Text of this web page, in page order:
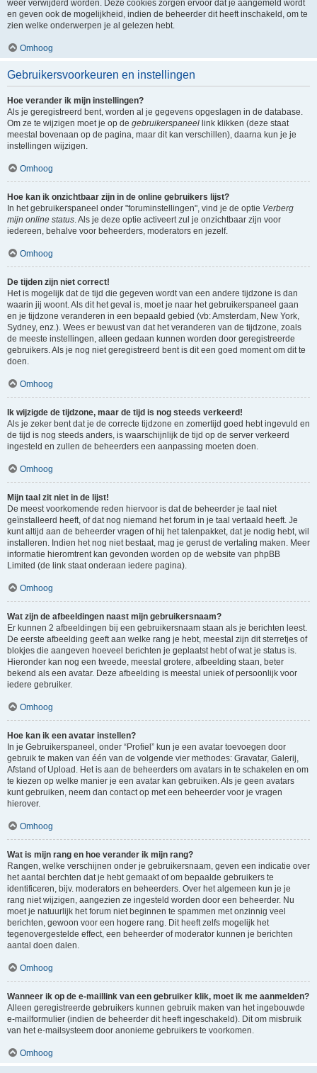
weer verwijderd worden. Deze cookies zorgen ervoor dat je aangemeld wordt
en geven ook de mogelijkheid, indien de beheerder dit heeft inschakeld, om te
zien welke onderwerpen je al gelezen hebt.
Omhoog
Gebruikersvoorkeuren en instellingen
Hoe verander ik mijn instellingen?
Als je geregistreerd bent, worden al je gegevens opgeslagen in de database.
Om ze te wijzigen moet je op de gebruikerspaneel link klikken (deze staat
meestal bovenaan op de pagina, maar dit kan verschillen), daarna kun je je
instellingen wijzigen.
Omhoog
Hoe kan ik onzichtbaar zijn in de online gebruikers lijst?
In het gebruikerspaneel onder "foruminstellingen", vind je de optie Verberg
mijn online status. Als je deze optie activeert zul je onzichtbaar zijn voor
iedereen, behalve voor beheerders, moderators en jezelf.
Omhoog
De tijden zijn niet correct!
Het is mogelijk dat de tijd die gegeven wordt van een andere tijdzone is dan
waarin jij woont. Als dit het geval is, moet je naar het gebruikerspaneel gaan
en je tijdzone veranderen in een bepaald gebied (vb: Amsterdam, New York,
Sydney, enz.). Wees er bewust van dat het veranderen van de tijdzone, zoals
de meeste instellingen, alleen gedaan kunnen worden door geregistreerde
gebruikers. Als je nog niet geregistreerd bent is dit een goed moment om dit te
doen.
Omhoog
Ik wijzigde de tijdzone, maar de tijd is nog steeds verkeerd!
Als je zeker bent dat je de correcte tijdzone en zomertijd goed hebt ingevuld en
de tijd is nog steeds anders, is waarschijnlijk de tijd op de server verkeerd
ingesteld en zullen de beheerders een aanpassing moeten doen.
Omhoog
Mijn taal zit niet in de lijst!
De meest voorkomende reden hiervoor is dat de beheerder je taal niet
geïnstalleerd heeft, of dat nog niemand het forum in je taal vertaald heeft. Je
kunt altijd aan de beheerder vragen of hij het talenpakket, dat je nodig hebt, wil
installeren. Indien het nog niet bestaat, mag je gerust de vertaling maken. Meer
informatie hieromtrent kan gevonden worden op de website van phpBB
Limited (de link staat onderaan iedere pagina).
Omhoog
Wat zijn de afbeeldingen naast mijn gebruikersnaam?
Er kunnen 2 afbeeldingen bij een gebruikersnaam staan als je berichten leest.
De eerste afbeelding geeft aan welke rang je hebt, meestal zijn dit sterretjes of
blokjes die aangeven hoeveel berichten je geplaatst hebt of wat je status is.
Hieronder kan nog een tweede, meestal grotere, afbeelding staan, beter
bekend als een avatar. Deze afbeelding is meestal uniek of persoonlijk voor
iedere gebruiker.
Omhoog
Hoe kan ik een avatar instellen?
In je Gebruikerspaneel, onder “Profiel” kun je een avatar toevoegen door
gebruik te maken van één van de volgende vier methodes: Gravatar, Galerij,
Afstand of Upload. Het is aan de beheerders om avatars in te schakelen en om
te kiezen op welke manier je een avatar kan gebruiken. Als je geen avatars
kunt gebruiken, neem dan contact op met een beheerder voor je vragen
hierover.
Omhoog
Wat is mijn rang en hoe verander ik mijn rang?
Rangen, welke verschijnen onder je gebruikersnaam, geven een indicatie over
het aantal berchten dat je hebt gemaakt of om bepaalde gebruikers te
identificeren, bijv. moderators en beheerders. Over het algemeen kun je je
rang niet wijzigen, aangezien ze ingesteld worden door een beheerder. Nu
moet je natuurlijk het forum niet beginnen te spammen met onzinnig veel
berichten, gewoon voor een hogere rang. Dit heeft zelfs mogelijk het
tegenovergestelde effect, een beheerder of moderator kunnen je berichten
aantal doen dalen.
Omhoog
Wanneer ik op de e-maillink van een gebruiker klik, moet ik me aanmelden?
Alleen geregistreerde gebruikers kunnen gebruik maken van het ingebouwde
e-mailformulier (indien de beheerder dit heeft ingeschakeld). Dit om misbruik
van het e-mailsysteem door anonieme gebruikers te voorkomen.
Omhoog